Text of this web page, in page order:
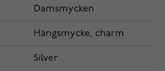
Damsmycken
Hängsmycke, charm
Silver